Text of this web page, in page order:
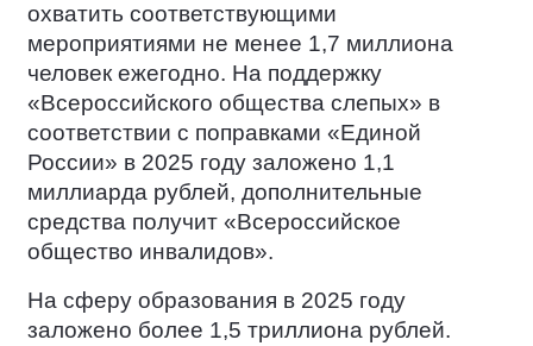
охватить соответствующими
мероприятиями не менее 1,7 миллиона
человек ежегодно. На поддержку
«Всероссийского общества слепых» в
соответствии с поправками «Единой
России» в 2025 году заложено 1,1
миллиарда рублей, дополнительные
средства получит «Всероссийское
общество инвалидов».
На сферу образования в 2025 году
заложено более 1,5 триллиона рублей.